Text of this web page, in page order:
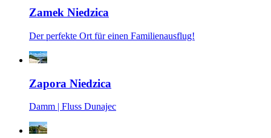
Zamek Niedzica
Der perfekte Ort für einen Familienausflug!
Zapora Niedzica
Damm | Fluss Dunajec